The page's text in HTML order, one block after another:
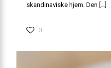
skandinaviske hjem. Den […]
0